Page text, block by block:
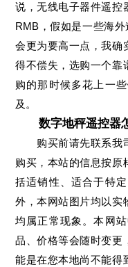
说，无线电子器件遥控
RMB，假如是一些海
会更为要高一点，我确
得不偿失，选购一个靠
购的那时候多花上一
及。
数字地秤遥控器怎
购买前请先联系我司
购买，本站的信息按原
括适销性、适合于特
外，本网站图片均以实
均属正常现象。本网
品、价格等会随时变更
能是在您本地尚不能得